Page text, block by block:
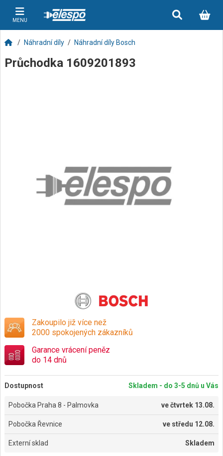
MENU
Náhradní díly Náhradní díly Bosch
Průchodka 1609201893
Zakoupilo již více než
2000 spokojených zákazníků
Garance vrácení peněz
do 14 dnů
Dostupnost Skladem - do 3-5 dnů u Vás
Pobočka Praha 8 - Palmovka večtvrtek 13.08.
Pobočka Řevnice ve středu 12.08.
Externí sklad Skladem